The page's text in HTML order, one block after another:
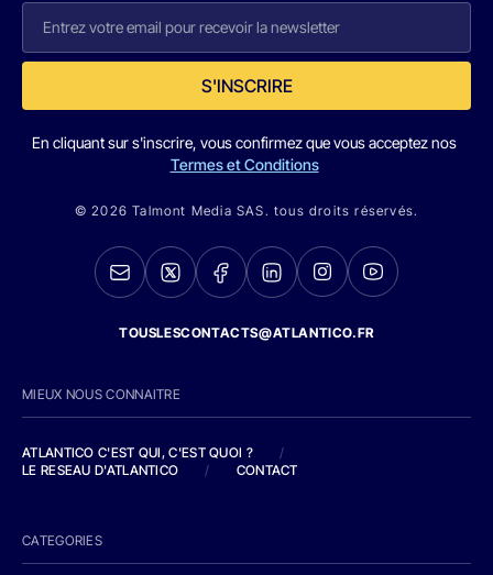
S'INSCRIRE
En cliquant sur s'inscrire, vous confirmez que vous acceptez nos
Termes et Conditions
© 2026 Talmont Media SAS. tous droits réservés.
TOUSLESCONTACTS@ATLANTICO.FR
MIEUX NOUS CONNAITRE
ATLANTICO C'EST QUI, C'EST QUOI ?
/
LE RESEAU D'ATLANTICO
/ CONTACT
CATEGORIES